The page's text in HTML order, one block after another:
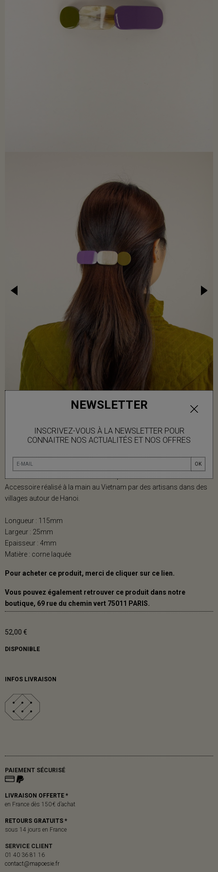
NEWSLETTER
INSCRIVEZ-VOUS À LA NEWSLETTER POUR
CONNAITRE NOS ACTUALITÉS ET NOS OFFRES
OK
BARRETTE TOTEM EN CORNE BLONDE
ET LAQUE PARME
Barrette Totem en corne blonde et laque Parme.
Accessoire réalisé à la main au Vietnam par des artisans dans des
villages autour de Hanoi.
Longueur : 115mm
Largeur : 25mm
Epaisseur : 4mm
Matière : corne laquée
Pour acheter ce produit, merci de cliquer sur ce lien.
Vous pouvez également retrouver ce produit dans notre
boutique, 69 rue du chemin vert 75011 PARIS.
52,00 €
DISPONIBLE
INFOS LIVRAISON
PAIEMENT SÉCURISÉ
LIVRAISON OFFERTE *
en France dès 150 € d’achat
RETOURS GRATUITS *
sous 14 jours en France
SERVICE CLIENT
01 40 36 81 16
contact@mapoesie.fr